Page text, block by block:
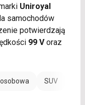
Uniroyal
samochodów
potwierdzają
99 Voraz
osobowa SUV